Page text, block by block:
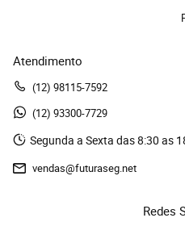
Atendimento
(12) 98115-7592
(12) 93300-7729
Segunda a Sexta das 8:30 as
vendas@futuraseg.net
Redes